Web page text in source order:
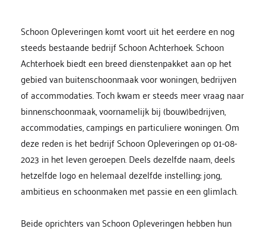
Schoon Opleveringen komt voort uit het eerdere en nog
steeds bestaande bedrijf Schoon Achterhoek. Schoon
Achterhoek biedt een breed dienstenpakket aan op het
gebied van buitenschoonmaak voor woningen, bedrijven
of accommodaties. Toch kwam er steeds meer vraag naar
binnenschoonmaak, voornamelijk bij (bouw)bedrijven,
accommodaties, campings en particuliere woningen. Om
deze reden is het bedrijf Schoon Opleveringen op 01-08-
2023 in het leven geroepen. Deels dezelfde naam, deels
hetzelfde logo en helemaal dezelfde instelling: jong,
ambitieus en schoonmaken met passie en een glimlach.
Beide oprichters van Schoon Opleveringen hebben hun